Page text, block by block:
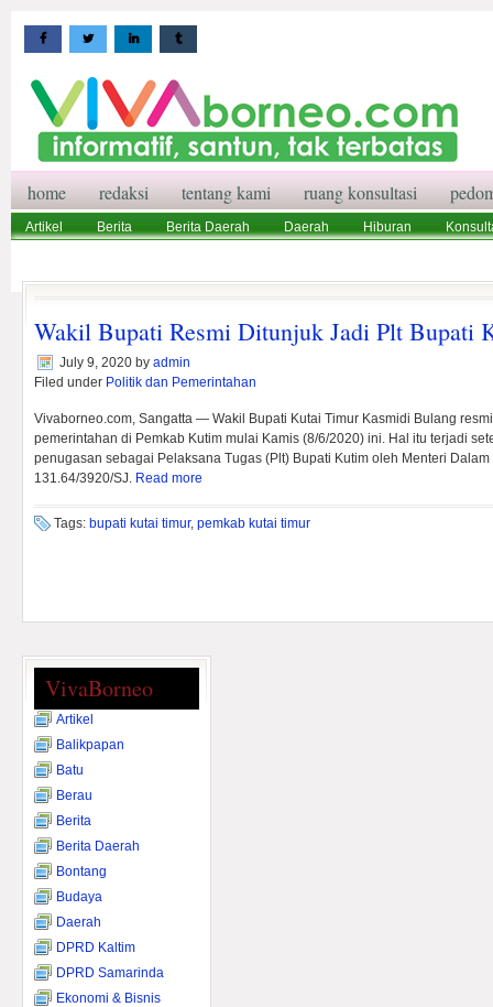
home redaksi tentang kami ruang konsultasi
Artikel Berita Berita Daerah Daerah Hiburan
Wakil Bupati Resmi Ditunjuk Jadi Plt Bupati
July 9, 2020 by admin
Filed under Politik dan Pemerintahan
Vivaborneo.com, Sangatta — Wakil Bupati Kutai Timur Kasmidi Bulang
pemerintahan di Pemkab Kutim mulai Kamis (8/6/2020) ini. Hal itu terjadi
penugasan sebagai Pelaksana Tugas (Plt) Bupati Kutim oleh Menteri
131.64/3920/SJ. Read more
Tags: bupati kutai timur, pemkab kutai timur
VivaBorneo
Artikel
Balikpapan
Batu
Berau
Berita
Berita Daerah
Bontang
Budaya
Daerah
DPRD Kaltim
DPRD Samarinda
Ekonomi & Bisnis